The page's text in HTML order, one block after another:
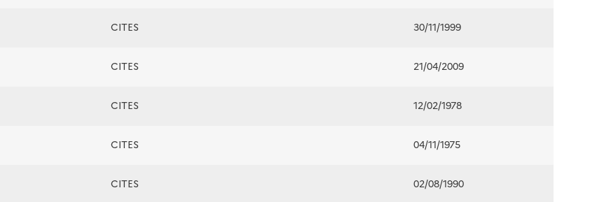
CITES 30/11/1999
CITES 21/04/2009
CITES 12/02/1978
CITES 04/11/1975
CITES 02/08/1990